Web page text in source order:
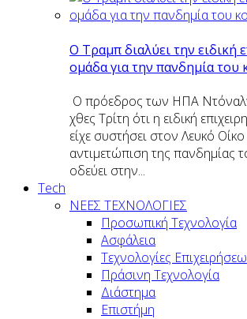
O Tραμπ διαλύει την ειδική
ομάδα για την πανδημία του
Ο πρόεδρος των ΗΠΑ
χθες Τρίτη ότι η ειδική
είχε συστήσει στον Λευκό Οίκο
αντιμετώπιση της πανδημίας
οδεύει στην...
Tech
ΝΕΕΣ ΤΕΧΝΟΛΟΓΙΕΣ
Προσωπική Τεχνολογία
Ασφάλεια
Τεχνολογίες
Πράσινη Τεχνολογία
Διάστημα
Επιστήμη